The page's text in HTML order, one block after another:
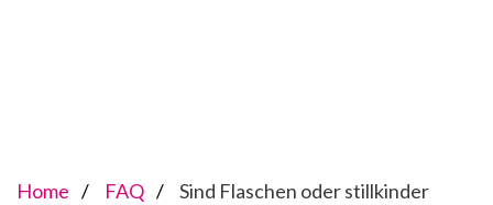
Home FAQ
Sind Flaschen oder stillkinder